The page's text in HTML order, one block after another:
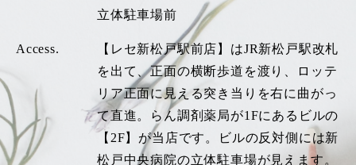
立体駐車場前
Access.
【レセ新松戸駅前店】はJR新松戸駅改札
を出て、正面の横断歩道を渡り、ロッテ
リア正面に見える突き当りを右に曲がっ
て直進。らん調剤薬局が1Fにあるビルの
【2F】が当店です。ビルの反対側には新
松戸中央病院の立体駐車場が見えます。